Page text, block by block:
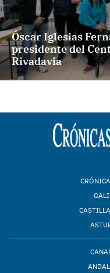
Óscar Iglesias
presidente del
Rivadavia